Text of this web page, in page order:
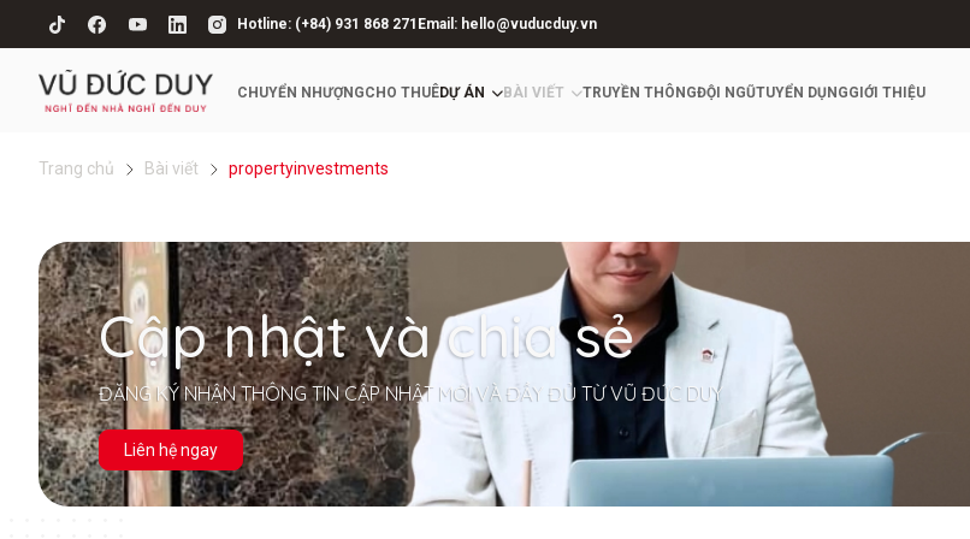
Hotline: (+84) 931 868 271 Email: hello@vuducduy.vn
CHUYỂN NHƯỢNGCHO THUÊDỰ ÁN BÀI VIẾT TRUYỀN THÔNGĐỘI NGŨTUYỂN DỤNGGIỚI THIỆU
Trang chủ Bài viết propertyinvestments
Cập nhật và chia sẻ
ĐĂNG KÝ NHẬN THÔNG TIN CẬP NHẬT MỚI VÀ ĐẦY ĐỦ TỪ VŨ ĐỨC DUY
Liên hệ ngay